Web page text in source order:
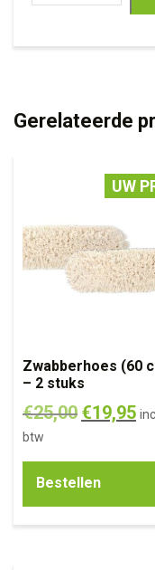
Gerelateerde
UW
Zwabberhoes (60
– 2 stuks
€25,00 €19,95
btw
Bestellen